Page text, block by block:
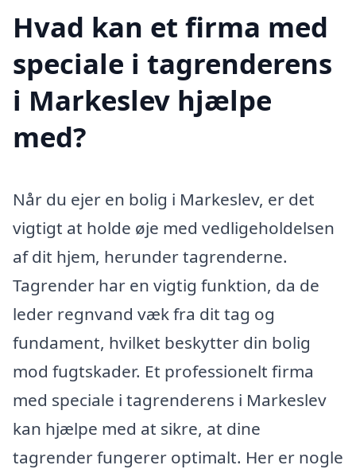
Hvad kan et firma med
speciale i tagrenderens
i Markeslev hjælpe
med?
Når du ejer en bolig i Markeslev, er det
vigtigt at holde øje med vedligeholdelsen
af dit hjem, herunder tagrenderne.
Tagrender har en vigtig funktion, da de
leder regnvand væk fra dit tag og
fundament, hvilket beskytter din bolig
mod fugtskader. Et professionelt firma
med speciale i tagrenderens i Markeslev
kan hjælpe med at sikre, at dine
tagrender fungerer optimalt. Her er nogle